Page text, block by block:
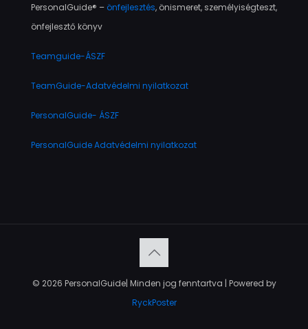
PersonalGuide® – önfejlesztés, önismeret, személyiségteszt,
önfejlesztő könyv
Teamguide-ÁSZF
TeamGuide-Adatvédelmi nyilatkozat
PersonalGuide- ÁSZF
PersonalGuide Adatvédelmi nyilatkozat
© 2026 PersonalGuide| Minden jog fenntartva | Powered by
RyckPoster